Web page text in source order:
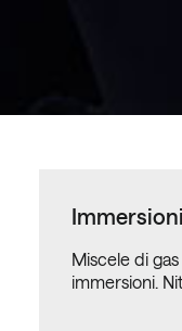
Miscele di
immersioni.